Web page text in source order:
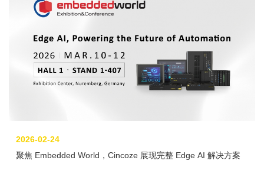
2026-02-24
聚焦 Embedded World，Cincoze 展现完整 Edge AI 解决方案